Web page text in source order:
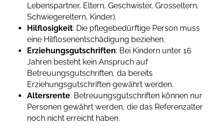
Lebenspartner, Eltern, Geschwister, Grosseltern,
Schwiegereltern, Kinder).
Hilflosigkeit: Die pflegebedürftige Person muss
eine Hilflosenentschädigung beziehen.
Erziehungsgutschriften: Bei Kindern unter 16
Jahren besteht kein Anspruch auf
Betreuungsgutschriften, da bereits
Erziehungsgutschriften gewährt werden.
Altersrente: Betreuungsgutschriften können nur
Personen gewährt werden, die das Referenzalter
noch nicht erreicht haben.